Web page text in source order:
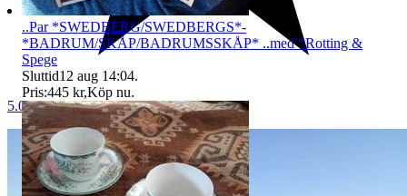
5.0
..Par *SWEDBERG/SWEDBERGS*-
*BADRUM/SKÅP/BADRUMSSKÅP* ..med *Rotting &
Spege
Sluttid12 aug 14:04.
Pris:445 kr,Köp nu.